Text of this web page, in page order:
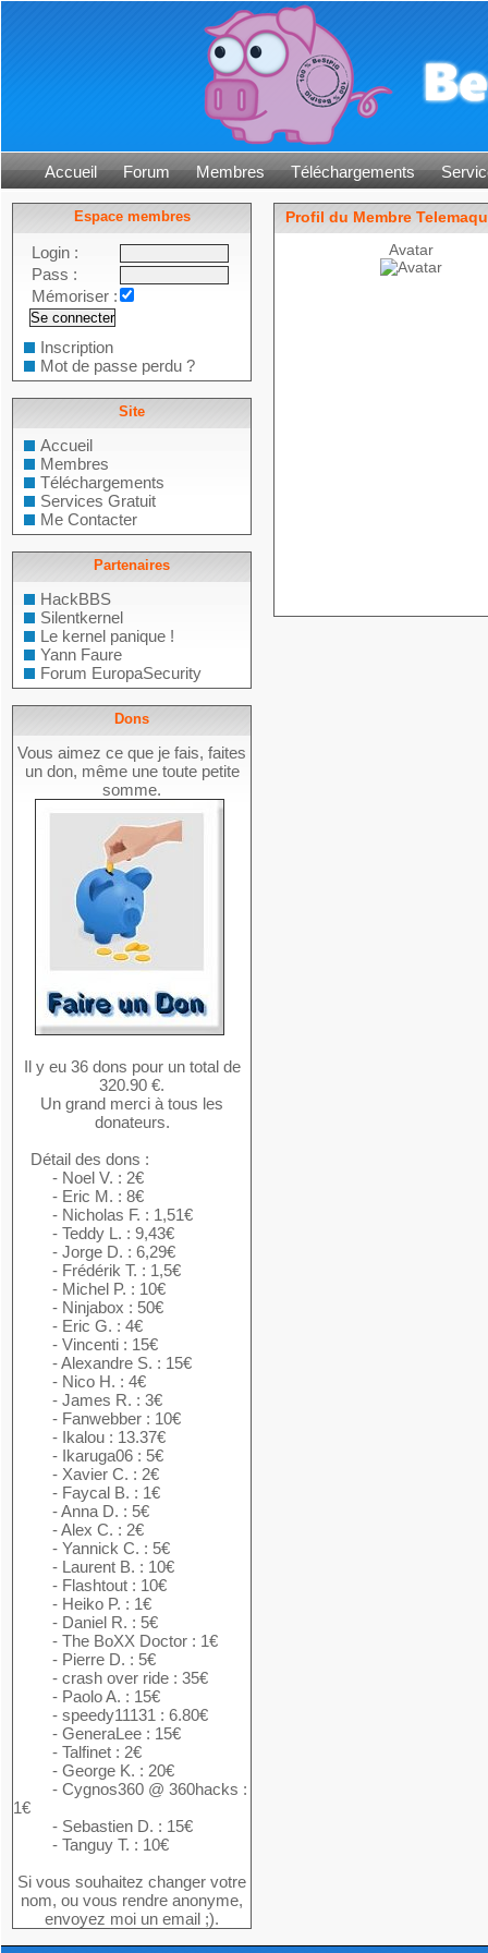
Accueil Forum Membres Téléchargements
Espace membres
Login :
Pass :
Mémoriser :
Inscription
Mot de passe perdu ?
Site
Accueil
Membres
Téléchargements
Services Gratuit
Me Contacter
Partenaires
HackBBS
Silentkernel
Le kernel panique !
Yann Faure
Forum EuropaSecurity
Dons
Vous aimez ce que je fais, faites
un don, même une toute petite
somme.
Il y eu 36 dons pour un total de
320.90 €.
Un grand merci à tous les
donateurs.
Détail des dons :
- Noel V. : 2€
- Eric M. : 8€
- Nicholas F. : 1,51€
- Teddy L. : 9,43€
- Jorge D. : 6,29€
- Frédérik T. : 1,5€
- Michel P. : 10€
- Ninjabox : 50€
- Eric G. : 4€
- Vincenti : 15€
- Alexandre S. : 15€
- Nico H. : 4€
- James R. : 3€
- Fanwebber : 10€
- Ikalou : 13.37€
- Ikaruga06 : 5€
- Xavier C. : 2€
- Faycal B. : 1€
- Anna D. : 5€
- Alex C. : 2€
- Yannick C. : 5€
- Laurent B. : 10€
- Flashtout : 10€
- Heiko P. : 1€
- Daniel R. : 5€
- The BoXX Doctor : 1€
- Pierre D. : 5€
- crash over ride : 35€
- Paolo A. : 15€
- speedy11131 : 6.80€
- GeneraLee : 15€
- Talfinet : 2€
- George K. : 20€
- Cygnos360 @ 360hacks :
1€
- Sebastien D. : 15€
- Tanguy T. : 10€
Si vous souhaitez changer votre
nom, ou vous rendre anonyme,
envoyez moi un email ;).
Profil du Membre
Avatar